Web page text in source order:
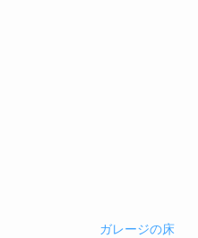
ガレージの床